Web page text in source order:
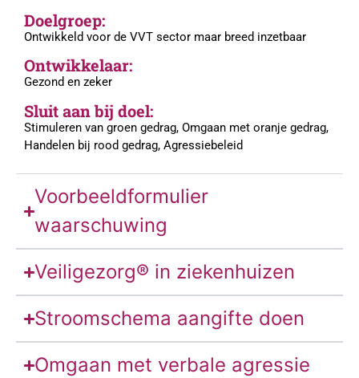
Doelgroep:
Ontwikkeld voor de VVT sector maar breed inzetbaar
Ontwikkelaar:
Gezond en zeker
Sluit aan bij doel:
Stimuleren van groen gedrag, Omgaan met oranje gedrag,
Handelen bij rood gedrag, Agressiebeleid
Voorbeeldformulier
waarschuwing
Veiligezorg® in ziekenhuizen
Stroomschema aangifte doen
Omgaan met verbale agressie